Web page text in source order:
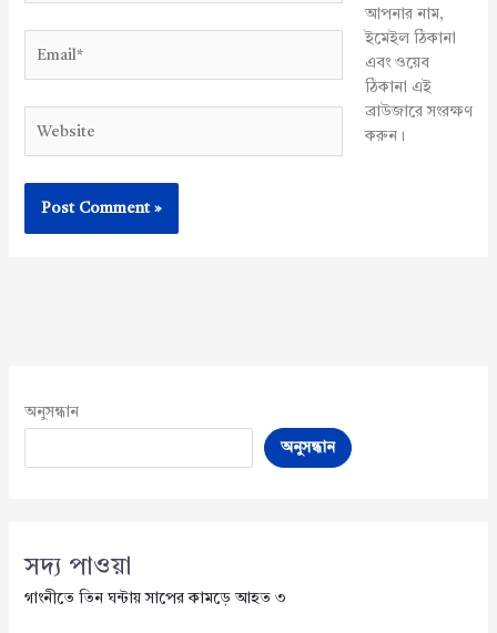
আপনার নাম,
ইমেইল ঠিকানা
এবং ওয়েব
ঠিকানা এই
ব্রাউজারে সংরক্ষণ
করুন।
অনুসন্ধান
অনুসন্ধান
সদ্য পাওয়া
গাংনীতে তিন ঘন্টায় সাপের কামড়ে আহত ৩